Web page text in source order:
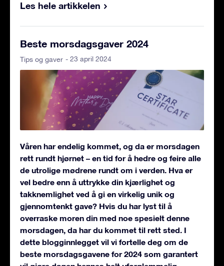
Les hele artikkelen
Beste morsdagsgaver 2024
Tips og gaver - 23 april 2024
Våren har endelig kommet, og da er morsdagen
rett rundt hjørnet – en tid for å hedre og feire alle
de utrolige mødrene rundt om i verden. Hva er
vel bedre enn å uttrykke din kjærlighet og
takknemlighet ved å gi en virkelig unik og
gjennomtenkt gave? Hvis du har lyst til å
overraske moren din med noe spesielt denne
morsdagen, da har du kommet til rett sted. I
dette blogginnlegget vil vi fortelle deg om de
beste morsdagsgavene for 2024 som garantert